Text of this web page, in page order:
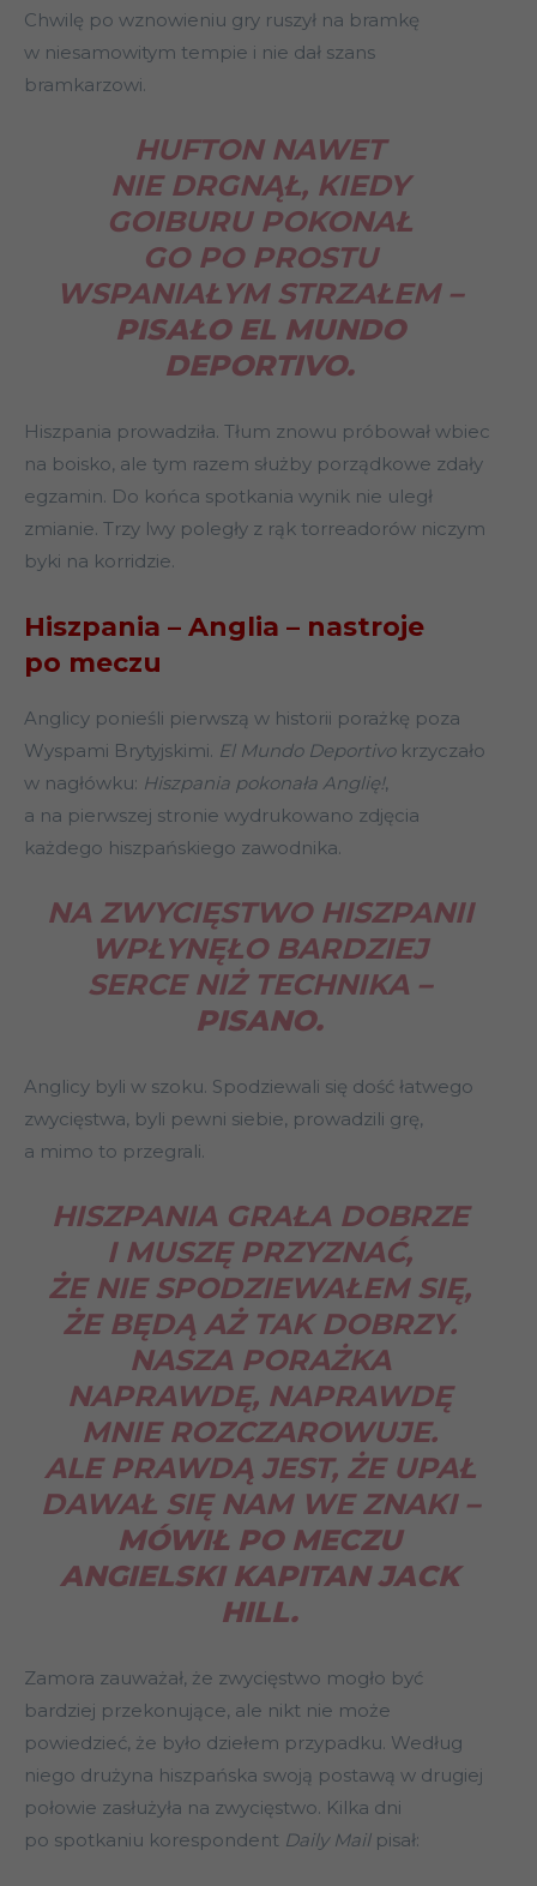
Chwilę po wznowieniu gry ruszył na bramkę
w niesamowitym tempie i nie dał szans
bramkarzowi.
HUFTON NAWET
NIE DRGNĄŁ, KIEDY
GOIBURU POKONAŁ
GO PO PROSTU
WSPANIAŁYM STRZAŁEM–
PISAŁO EL MUNDO
DEPORTIVO.
Hiszpania prowadziła. Tłum znowu próbował wbiec
na boisko, ale tym razem służby porządkowe zdały
egzamin. Do końca spotkania wynik nie uległ
zmianie. Trzy lwy poległy z rąk torreadorów niczym
byki na korridzie.
Hiszpania – Anglia – nastroje
po meczu
Anglicy ponieśli pierwszą w historii porażkę poza
Wyspami Brytyjskimi. El Mundo Deportivo krzyczało
w nagłówku: Hiszpania pokonała Anglię!,
a na pierwszej stronie wydrukowano zdjęcia
każdego hiszpańskiego zawodnika.
NA ZWYCIĘSTWO HISZPANII
WPŁYNĘŁO BARDZIEJ
SERCE NIŻ TECHNIKA –
PISANO.
Anglicy byli w szoku. Spodziewali się dość łatwego
zwycięstwa, byli pewni siebie, prowadzili grę,
a mimo to przegrali.
HISZPANIA GRAŁA DOBRZE
I MUSZĘ PRZYZNAĆ,
ŻE NIE SPODZIEWAŁEM SIĘ,
ŻE BĘDĄ AŻ TAK DOBRZY.
NASZA PORAŻKA
NAPRAWDĘ, NAPRAWDĘ
MNIE ROZCZAROWUJE.
ALE PRAWDĄ JEST, ŻE UPAŁ
DAWAŁ SIĘ NAM WE ZNAKI –
MÓWIŁ PO MECZU
ANGIELSKI KAPITAN JACK
HILL.
Zamora zauważał, że zwycięstwo mogło być
bardziej przekonujące, ale nikt nie może
powiedzieć, że było dziełem przypadku. Według
niego drużyna hiszpańska swoją postawą w drugiej
połowie zasłużyła na zwycięstwo. Kilka dni
po spotkaniu korespondent Daily Mail pisał: